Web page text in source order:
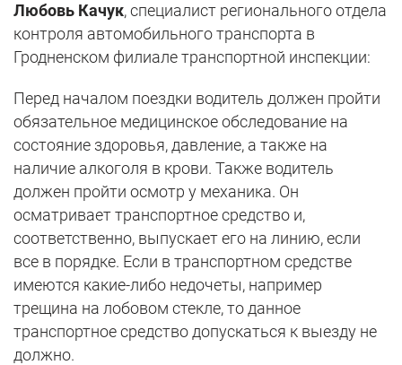
Любовь Качук, специалист регионального отдела
контроля автомобильного транспорта в
Гродненском филиале транспортной инспекции:
Перед началом поездки водитель должен пройти
обязательное медицинское обследование на
состояние здоровья, давление, а также на
наличие алкоголя в крови. Также водитель
должен пройти осмотр у механика. Он
осматривает транспортное средство и,
соответственно, выпускает его на линию, если
все в порядке. Если в транспортном средстве
имеются какие-либо недочеты, например
трещина на лобовом стекле, то данное
транспортное средство допускаться к выезду не
должно.